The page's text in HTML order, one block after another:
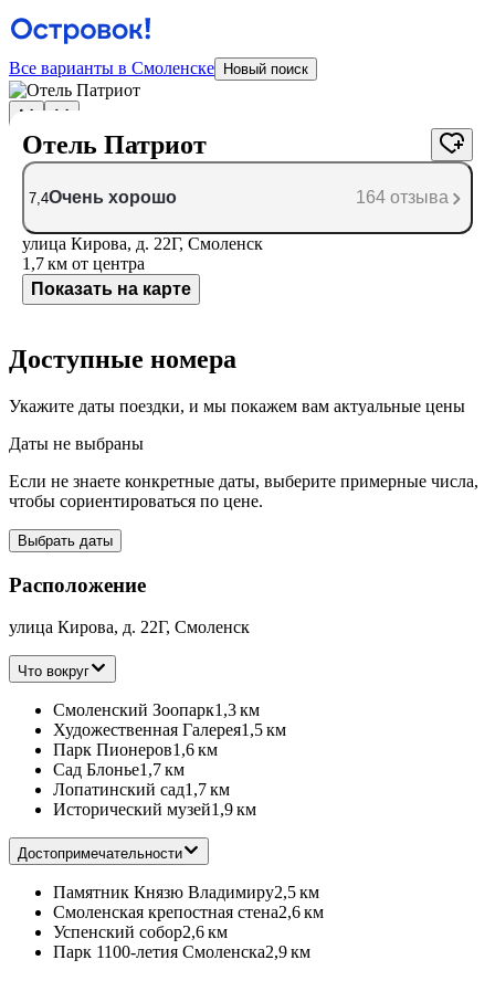
Все варианты в Смоленске Новый поиск
Отель Патриот
7,4Очень хорошо 164 отзыва
улица Кирова, д. 22Г, Смоленск
1,7 км от центра
Показать на карте
Доступные номера
Укажите даты поездки, и мы покажем вам актуальные цены
Даты не выбраны
Если не знаете конкретные даты, выберите примерные числа,
чтобы сориентироваться по цене.
Выбрать даты
Расположение
улица Кирова, д. 22Г, Смоленск
Что вокруг
Смоленский Зоопарк1,3 км
Художественная Галерея1,5 км
Парк Пионеров1,6 км
Сад Блонье1,7 км
Лопатинский сад1,7 км
Исторический музей1,9 км
Достопримечательности
Памятник Князю Владимиру2,5 км
Смоленская крепостная стена2,6 км
Успенский собор2,6 км
Парк 1100-летия Смоленска2,9 км